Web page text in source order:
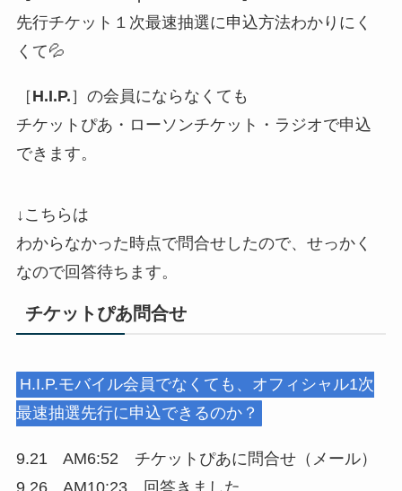
先行チケット１次最速抽選に申込方法わかりにく
くて💦
［H.I.P.］の会員にならなくても
チケットぴあ・ローソンチケット・ラジオで申込
できます。
↓こちらは
わからなかった時点で問合せしたので、せっかく
なので回答待ちます。
チケットぴあ問合せ
H.I.P.モバイル会員でなくても、オフィシャル1次
最速抽選先⾏に申込できるのか？
9.21 AM6:52 チケットぴあに問合せ（メール）
9.26 AM10:23 回答きました。